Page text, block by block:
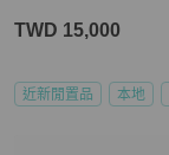
TWD 15,000
近新閒置品 本地